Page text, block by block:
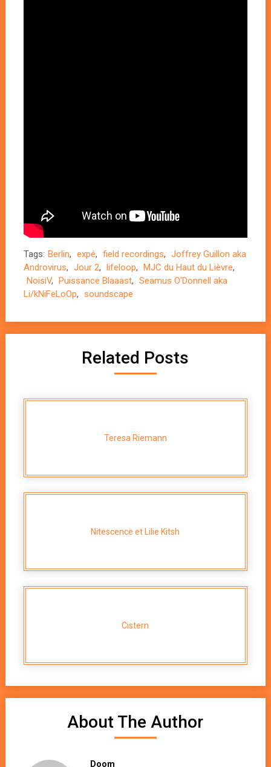
Tags: Berlin, expé, field recordings, Joffrey Guillon aka
Androvirus, Jour 2, lifeloop, MJC du Haut du Lièvre,
NoisiV, Puissance Blaaast, Seamus O'Donnell aka
Li/kNiFeLoOp, soundscape
Related Posts
Teresa Riemann
Nitescence et Lilie Kitsh
Cistern
About The Author
Doom